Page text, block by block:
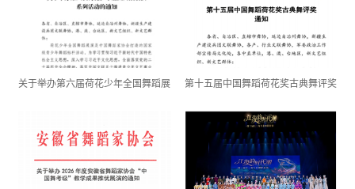
关于举办第六届荷花少年全国舞蹈展
第十五届中国舞蹈荷花奖古典舞评奖